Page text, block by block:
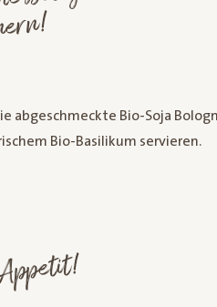
abgeschmeckte Bio-Soja
Bio-Basilikum servieren.